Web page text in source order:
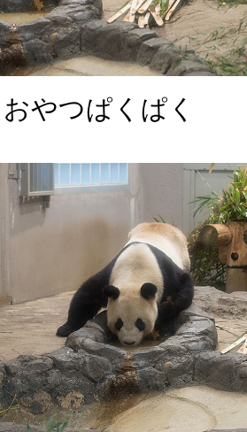
おやつぱくぱく